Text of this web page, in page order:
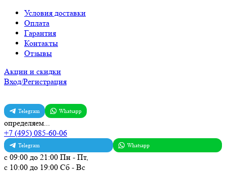
Условия доставки
Оплата
Гарантия
Контакты
Отзывы
Акции и скидки
Вход/Регистрация
Telegram Whatsapp
определяем...
+7 (495) 085-60-06
Telegram Whatsapp
с 09:00 до 21:00 Пн - Пт,
с 10:00 до 19:00 Сб - Вс